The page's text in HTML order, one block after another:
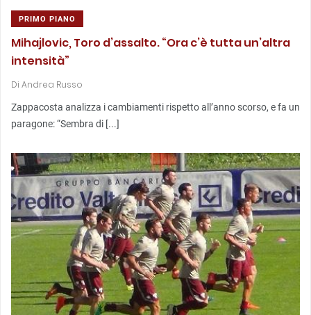
PRIMO PIANO
Mihajlovic, Toro d’assalto. “Ora c’è tutta un’altra
intensità”
Di Andrea Russo
Zappacosta analizza i cambiamenti rispetto all’anno scorso, e fa un
paragone: “Sembra di [...]